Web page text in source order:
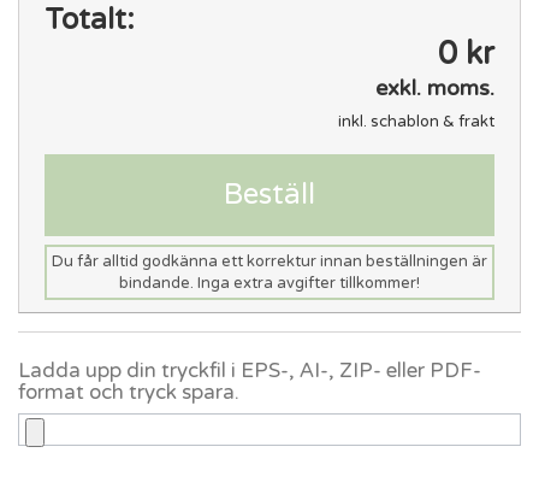
Totalt:
0 kr
exkl. moms.
inkl. schablon & frakt
Beställ
Du får alltid godkänna ett korrektur innan beställningen är
bindande. Inga extra avgifter tillkommer!
Ladda upp din tryckfil i EPS-, AI-, ZIP- eller PDF-
format och tryck spara.